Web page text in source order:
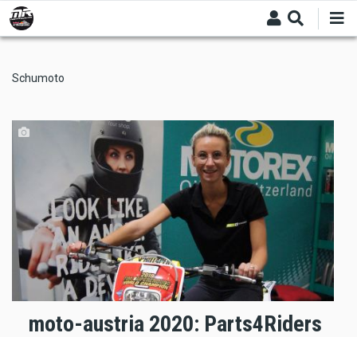
Skip
to
main
Schumoto
moto-austria 2020: Parts4Riders